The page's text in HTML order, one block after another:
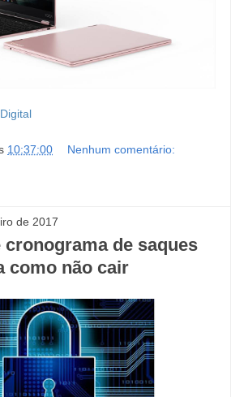
10:37:00 Nenhum comentário:
de 2017
cronograma de saques
como não cair